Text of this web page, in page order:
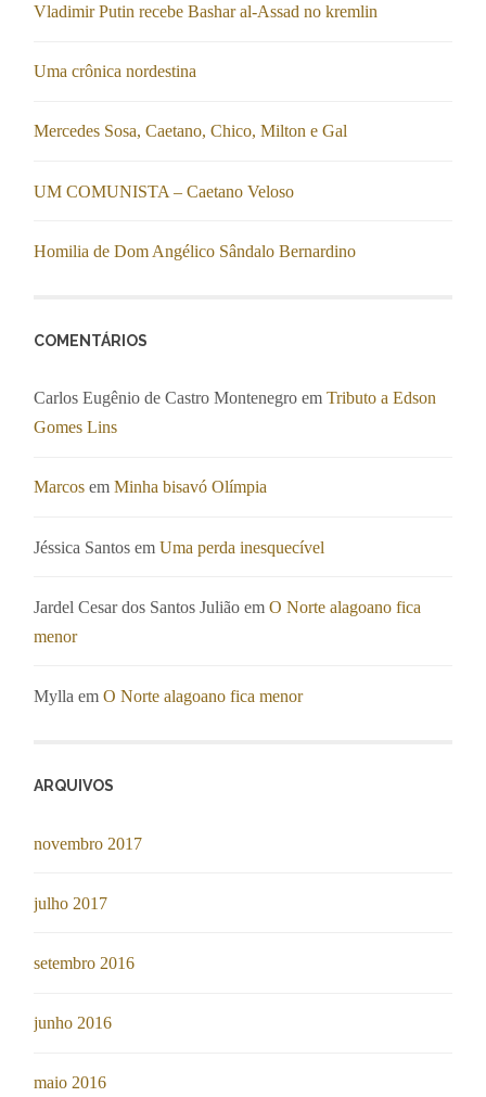
Vladimir Putin recebe Bashar al-Assad no kremlin
Uma crônica nordestina
Mercedes Sosa, Caetano, Chico, Milton e Gal
UM COMUNISTA – Caetano Veloso
Homilia de Dom Angélico Sândalo Bernardino
COMENTÁRIOS
Carlos Eugênio de Castro Montenegro emTributo a Edson
Gomes Lins
Marcos emMinha bisavó Olímpia
Jéssica Santos emUma perda inesquecível
Jardel Cesar dos Santos Julião emO Norte alagoano fica
menor
Mylla emO Norte alagoano fica menor
ARQUIVOS
novembro 2017
julho 2017
setembro 2016
junho 2016
maio 2016